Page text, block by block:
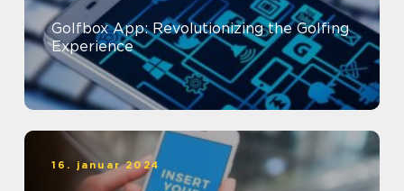
Golfbox App: Revolutionizing the Golfing
Experience
16. januar 2024